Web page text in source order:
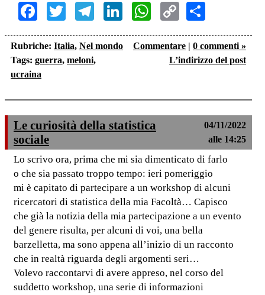
Facebook
TwitterTelegram
LinkedInWhatsApp
Copy
Link
Rubriche: Italia, Nel mondo
Tags: guerra, meloni,
ucraina
Commentare | 0 commenti »
L’indirizzo del post
Le curiosità della statistica
sociale
04/11/2022
alle 14:25
Lo scrivo ora, prima che mi sia dimenticato di farlo
o che sia passato troppo tempo: ieri pomeriggio
mi è capitato di partecipare a un workshop di alcuni
ricercatori di statistica della mia Facoltà… Capisco
che già la notizia della mia partecipazione a un evento
del genere risulta, per alcuni di voi, una bella
barzelletta, ma sono appena all’inizio di un racconto
che in realtà riguarda degli argomenti seri…
Volevo raccontarvi di avere appreso, nel corso del
suddetto workshop, una serie di informazioni